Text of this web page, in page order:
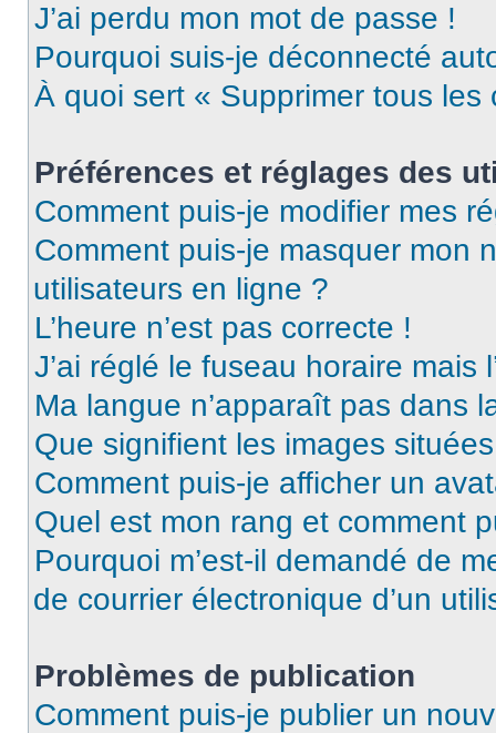
J’ai perdu mon mot de passe !
Pourquoi suis-je déconnecté
À quoi sert « Supprimer tous les
Préférences et réglages des
Comment puis-je modifier mes
Comment puis-je masquer mon
utilisateurs en ligne ?
L’heure n’est pas correcte !
J’ai réglé le fuseau horaire mais
Ma langue n’apparaît pas dans
Que signifient les images
Comment puis-je afficher un
Quel est mon rang et comment
Pourquoi m’est-il demandé de
de courrier électronique d’un
Problèmes de publication
Comment puis-je publier un